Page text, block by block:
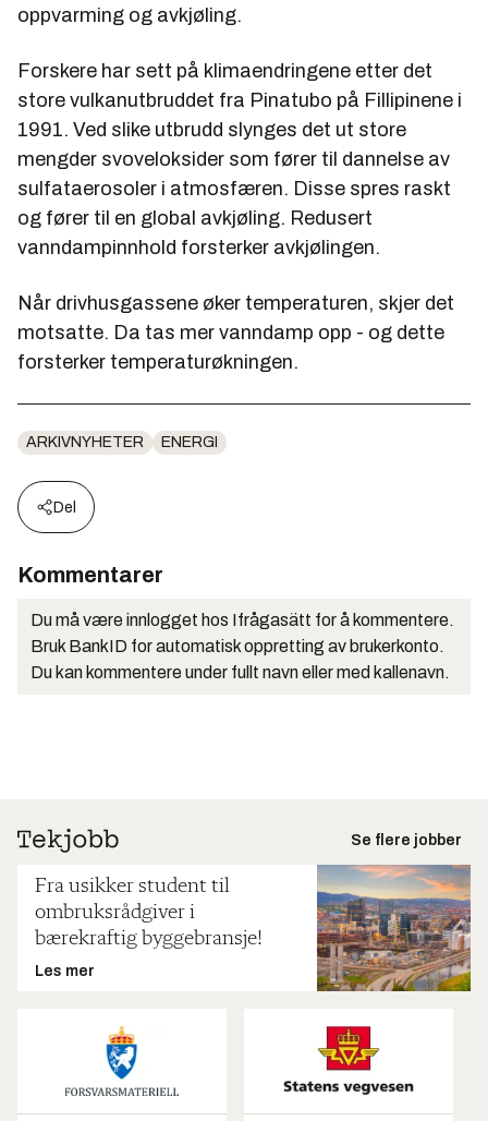
oppvarming og avkjøling.
Forskere har sett på klimaendringene etter det
store vulkanutbruddet fra Pinatubo på Fillipinene i
1991. Ved slike utbrudd slynges det ut store
mengder svoveloksider som fører til dannelse av
sulfataerosoler i atmosfæren. Disse spres raskt
og fører til en global avkjøling. Redusert
vanndampinnhold forsterker avkjølingen.
Når drivhusgassene øker temperaturen, skjer det
motsatte. Da tas mer vanndamp opp - og dette
forsterker temperaturøkningen.
ARKIVNYHETER ENERGI
Del
Kommentarer
Du må være innlogget hos Ifrågasätt for å kommentere.
Bruk BankID for automatisk oppretting av brukerkonto.
Du kan kommentere under fullt navn eller med kallenavn.
Se flere jobber
Fra usikker student til
ombruksrådgiver i
bærekraftig byggebransje!
Les mer